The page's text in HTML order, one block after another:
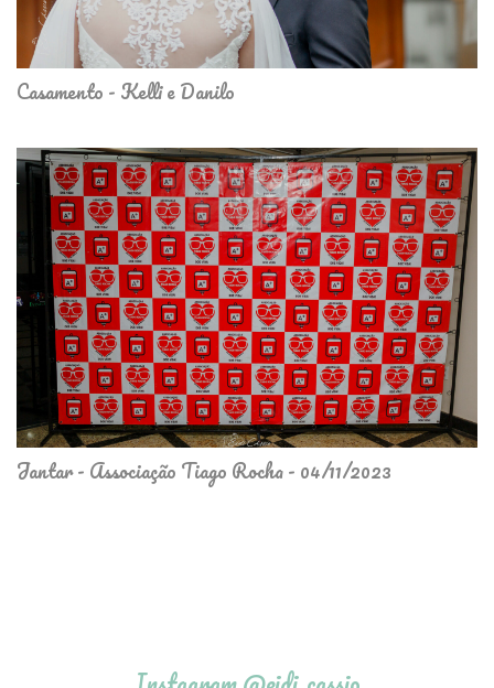
Casamento - Kelli e Danilo
Jantar - Associação Tiago Rocha - 04/11/2023